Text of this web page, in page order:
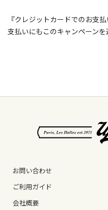
『クレジットカードでのお支
支払いにもこのキャンペーンを
お問い合わせ
ご利用ガイド
会社概要